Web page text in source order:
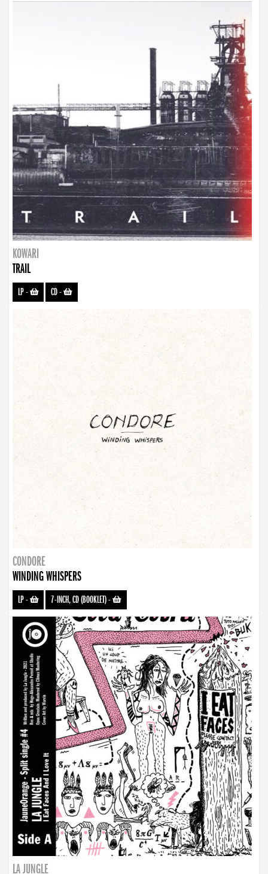
KOWARI
TRAIL
LP- CD-
CONDORE
WINDING WHISPERS
LP- 7-INCH, CD (BOOKLET)-
LA JUNGLE